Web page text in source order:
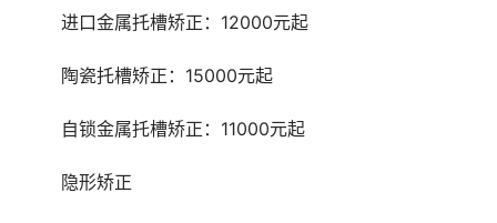
	进口金属托槽矫正：12000元起
	陶瓷托槽矫正：15000元起
	自锁金属托槽矫正：11000元起
	隐形矫正